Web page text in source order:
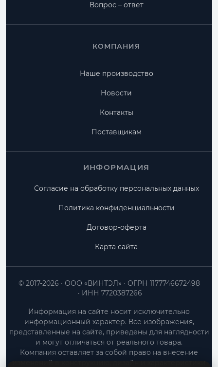
Вопрос – ответ
КОМПАНИЯ
Наше производство
Новости
Контакты
Поставщикам
ИНФОРМАЦИЯ
Согласие на обработку персональных данных
Политика конфиденциальности
Договор-оферта
Карта сайта
ООО «ВИНТЭЛ»
ОГРН 1177746672498
ИНН 7720387266
© 2017-2026
Информация на сайте носит исключительно
информационный характер. Все изображения,
представленные на сайте, приведены для наглядности
и могут отличаться от реального товара.
Компания оставляет за собой право на внесение
изменений в конструкцию, дизайн и характеристики